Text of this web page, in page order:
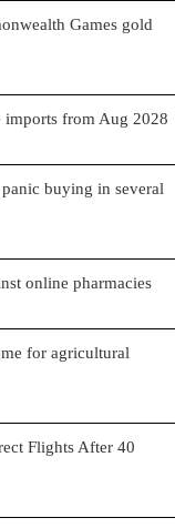
Games gold
imports from Aug 2028
buying in several
online pharmacies
for agricultural
Flights After 40